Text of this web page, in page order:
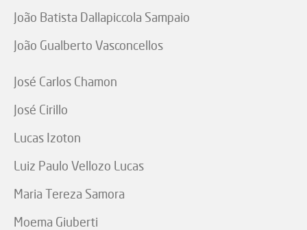
João Batista Dallapiccola Sampaio
João Gualberto Vasconcellos
José Carlos Chamon
José Cirillo
Lucas Izoton
Luiz Paulo Vellozo Lucas
Maria Tereza Samora
Moema Giuberti